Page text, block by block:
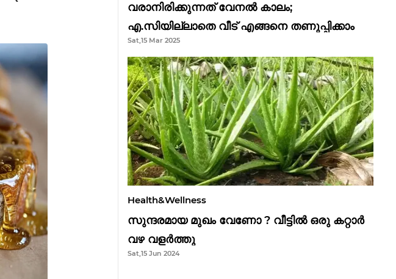
വരാനിരിക്കുന്നത് വേനൽ കാലം;
എ.സിയില്ലാതെ വീട് എങ്ങനെ തണുപ്പിക്കാം
Sat,15 Mar 2025
Health&Wellness
സുന്ദരമായ മുഖം വേണോ ? വീട്ടിൽ ഒരു കറ്റാർ
വഴ വളർത്തു
Sat,15 Jun 2024